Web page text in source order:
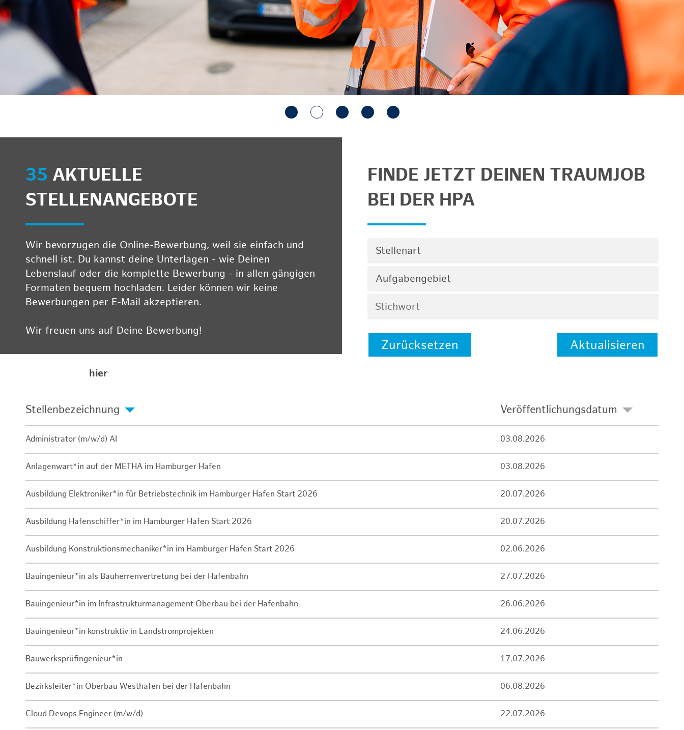
anzeigen/schließen
35 AKTUELLE
STELLENANGEBOTE
Wir bevorzugen die Online-Bewerbung, weil sie einfach und
schnell ist. Du kannst deine Unterlagen - wie Deinen
Lebenslauf oder die komplette Bewerbung - in allen gängigen
Formaten bequem hochladen. Leider können wir keine
Bewerbungen per E-Mail akzeptieren.
Wir freuen uns auf Deine Bewerbung!
hier
FINDE JETZT DEINEN TRAUMJOB
BEI DER HPA
Stellenart
Aufgabengebiet
Zurücksetzen Aktualisieren
Stellenbezeichnung Veröffentlichungsdatum
Administrator (m/w/d) AI 03.08.2026
Anlagenwart*in auf der METHA im Hamburger Hafen 03.08.2026
Ausbildung Elektroniker*in für Betriebstechnik im Hamburger Hafen Start 2026 20.07.2026
Ausbildung Hafenschiffer*in im Hamburger Hafen Start 2026 20.07.2026
Ausbildung Konstruktionsmechaniker*in im Hamburger Hafen Start 2026 02.06.2026
Bauingenieur*in als Bauherrenvertretung bei der Hafenbahn 27.07.2026
Bauingenieur*in im Infrastrukturmanagement Oberbau bei der Hafenbahn 26.06.2026
Bauingenieur*in konstruktiv in Landstromprojekten 24.06.2026
Bauwerksprüfingenieur*in 17.07.2026
Bezirksleiter*in Oberbau Westhafen bei der Hafenbahn 06.08.2026
Cloud Devops Engineer (m/w/d) 22.07.2026